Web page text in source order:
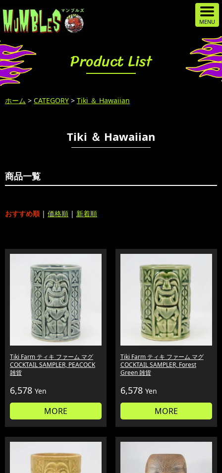
Product List
ホーム > CATEGORY > Tiki ＆ Hawaiian
Tiki ＆ Hawaiian
商品一覧
おすすめ順 | 価格順 | 新着順
Tiki Farm ティキ ファーム マグ
COCKTAIL SAMPLER, PEACOCK
雑貨
6,578 Yen
MORE
Tiki Farm ティキ ファーム マグ
COCKTAIL SAMPLER, Forest
Green 雑貨
6,578 Yen
MORE